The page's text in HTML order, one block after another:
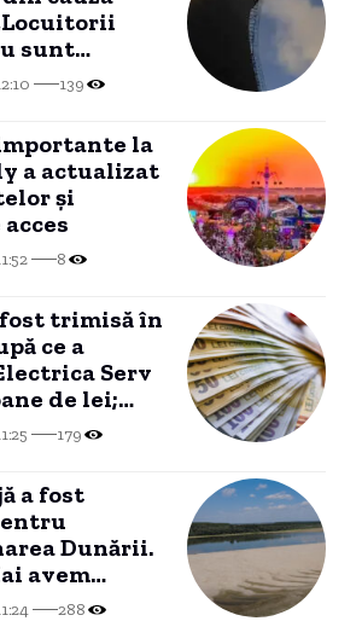
sunt
caldă
asigurată”
139
la
a actualizat
și
8
fost trimisă în
ce a
Serv
de lei;
detaliat
179
a fost
Dunării.
avem
288